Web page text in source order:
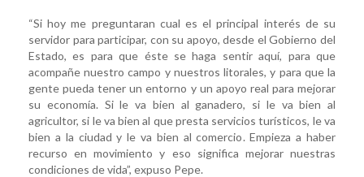
“Si hoy me preguntaran cual es el principal interés de su
servidor para participar, con su apoyo, desde el Gobierno del
Estado, es para que éste se haga sentir aquí, para que
acompañe nuestro campo y nuestros litorales, y para que la
gente pueda tener un entorno y un apoyo real para mejorar
su economía. Si le va bien al ganadero, si le va bien al
agricultor, si le va bien al que presta servicios turísticos, le va
bien a la ciudad y le va bien al comercio. Empieza a haber
recurso en movimiento y eso significa mejorar nuestras
condiciones de vida”, expuso Pepe.